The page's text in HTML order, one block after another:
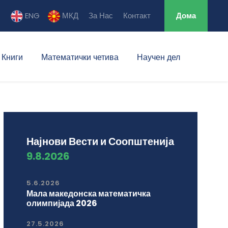
ENG МКД За Нас Контакт Дома
Книги Математички четива Научен дел
Најнови Вести и Соопштенија
9.8.2026
5.6.2026
Мала македонска математичка
олимпијада 2026
27.5.2026